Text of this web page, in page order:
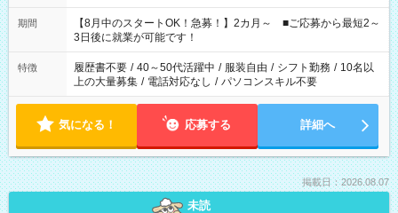
と休みを合わせたい」 「余裕を持って夕飯の準備がしたい」
「できれば残業はしたくない」 など、ご希望を教えてください
ね。 ※Wワーク希望の方へ 今ご覧のお仕事で希望する勤務時間
と、もう1つのお仕事の勤務時間。 合計で週40時間を超える場
合は応募できません。
期間
【8月中のスタートOK！急募！】2カ月～ ■ご応募から最短2～
3日後に就業が可能です！
特徴 履歴書不要 / 40～50代活躍中 / 服装自由 / シフト勤務 / 10名以
上の大量募集 / 電話対応なし / パソコンスキル不要
気になる！ 応募する 詳細へ
掲載日：2026.08.07
未読